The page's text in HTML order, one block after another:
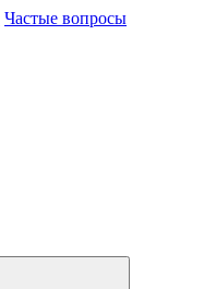
Частые вопросы